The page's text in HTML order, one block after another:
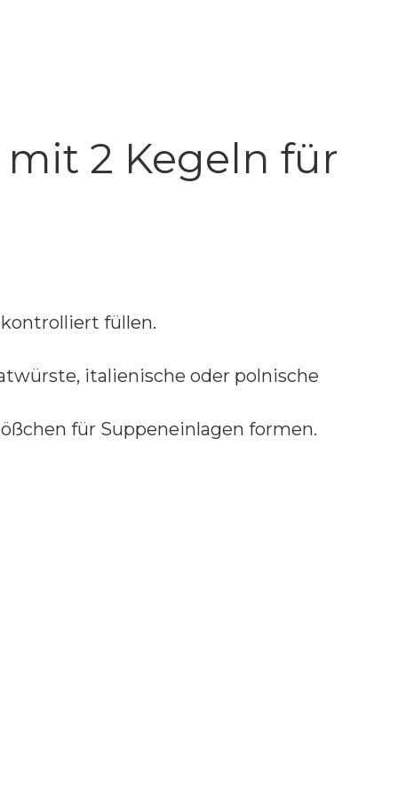
2 Kegeln für
füllen.
italienische oder polnische
für Suppeneinlagen formen.